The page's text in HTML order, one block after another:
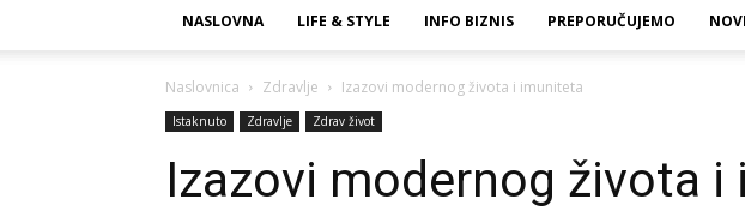
NASLOVNA LIFE & STYLE INFO BIZNIS PREPORUČUJEMO
Naslovnica Zdravlje Izazovi modernog života i imuniteta
Istaknuto Zdravlje Zdrav život
Izazovi modernog života